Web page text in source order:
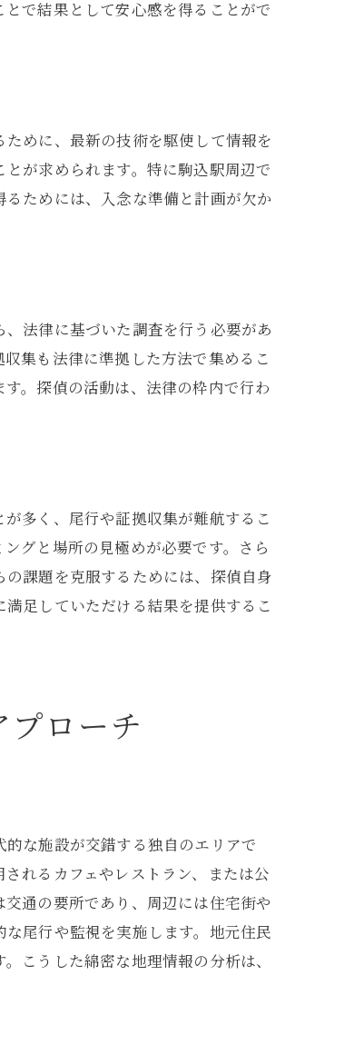
で結果として安心感を得ることがで
めに、最新の技術を駆使して情報を
が求められます。特に駒込駅周辺で
ためには、入念な準備と計画が欠か
法律に基づいた調査を行う必要があ
集も法律に準拠した方法で集めるこ
。探偵の活動は、法律の枠内で行わ
多く、尾行や証拠収集が難航するこ
グと場所の見極めが必要です。さら
課題を克服するためには、探偵自身
足していただける結果を提供するこ
ローチ
な施設が交錯する独自のエリアで
れるカフェやレストラン、または公
通の要所であり、周辺には住宅街や
尾行や監視を実施します。地元住民
こうした綿密な地理情報の分析は、